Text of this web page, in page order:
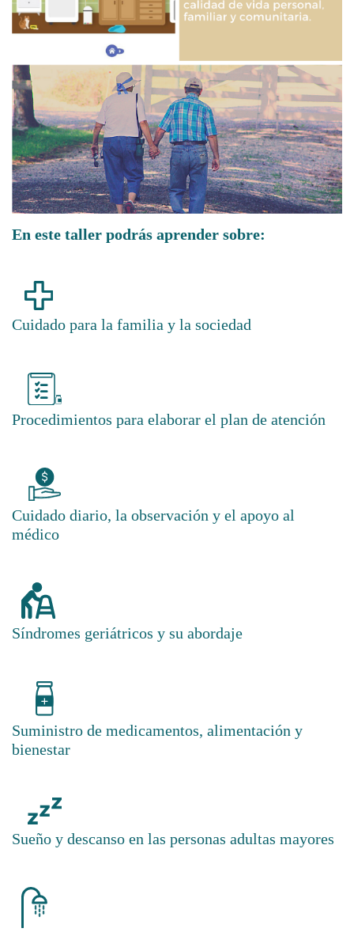
En este taller podrás aprender sobre:
Cuidado para la familia y la sociedad
Procedimientos para elaborar el plan de atención
Cuidado diario, la observación y el apoyo al
médico
Síndromes geriátricos y su abordaje
Suministro de medicamentos, alimentación y
bienestar
Sueño y descanso en las personas adultas mayores